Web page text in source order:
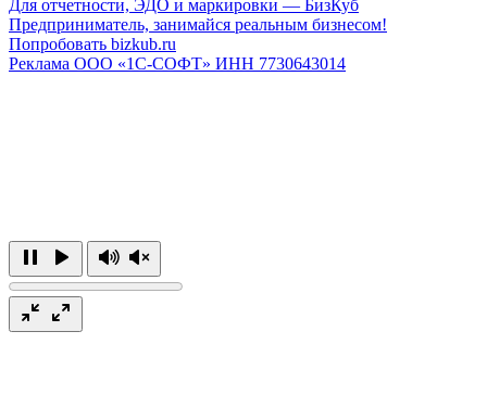
Для отчетности, ЭДО и маркировки — БизКуб
Предприниматель, занимайся реальным бизнесом!
Попробовать bizkub.ru
Реклама ООО «1С-СОФТ» ИНН 7730643014